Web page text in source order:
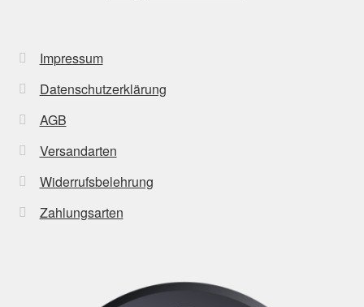
Impressum
Datenschutzerklärung
AGB
Versandarten
Widerrufsbelehrung
Zahlungsarten